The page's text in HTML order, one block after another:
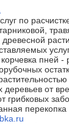
по
древесной
пней -
деревьев от
грибковых